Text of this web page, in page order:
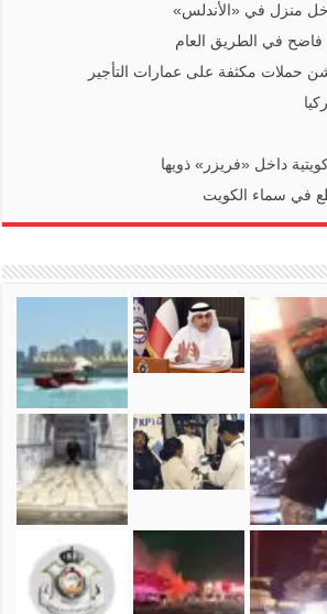
منزل في «الأندلس»
في الطريق العام
حملات مكثفة على عمارات التأجير
داخل «فريزر» ذويها
في سماء الكويت